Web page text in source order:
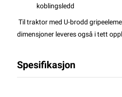
koblingsledd
Til traktor med U-brodd
dimensjoner leveres også i tett
Spesifikasjon